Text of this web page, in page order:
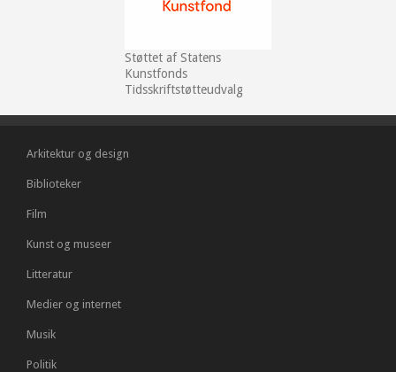
Støttet af Statens
Kunstfonds
Tidsskriftstøtteudvalg
Arkitektur og design
Biblioteker
Film
Kunst og museer
Litteratur
Medier og internet
Musik
Politik